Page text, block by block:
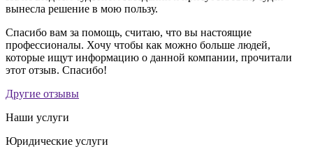
вынесла решение в мою пользу.
Спасибо вам за помощь, считаю, что вы настоящие
профессионалы. Хочу чтобы как можно больше людей,
которые ищут информацию о данной компании, прочитали
этот отзыв. Спасибо!
Другие отзывы
Наши услуги
Юридические услуги